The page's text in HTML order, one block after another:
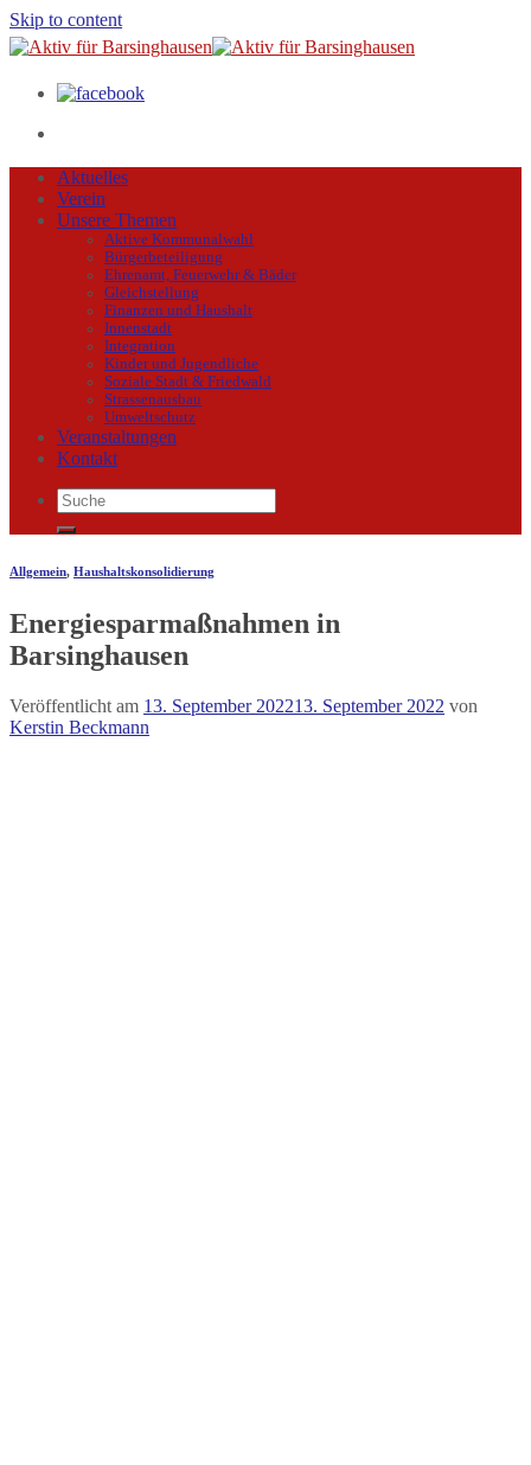
Skip to content
Aktuelles
Verein
Unsere Themen
Aktive Kommunalwahl
Bürgerbeteiligung
Ehrenamt, Feuerwehr & Bäder
Gleichstellung
Finanzen und Haushalt
Innenstadt
Integration
Kinder und Jugendliche
Soziale Stadt & Friedwald
Strassenausbau
Umweltschutz
Veranstaltungen
Kontakt
Allgemein, Haushaltskonsolidierung
Energiesparmaßnahmen in
Barsinghausen
Veröffentlicht am 13. September 202213. September 2022 von
Kerstin Beckmann